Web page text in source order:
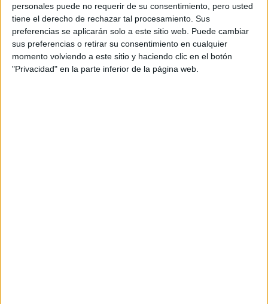
personales puede no requerir de su consentimiento, pero usted
tiene el derecho de rechazar tal procesamiento. Sus
preferencias se aplicarán solo a este sitio web. Puede cambiar
sus preferencias o retirar su consentimiento en cualquier
momento volviendo a este sitio y haciendo clic en el botón
"Privacidad" en la parte inferior de la página web.
Producto
Web pensada para poder ofrecer diferentes
productos propios y ajenos para que los
aficionados los puedan adquirir